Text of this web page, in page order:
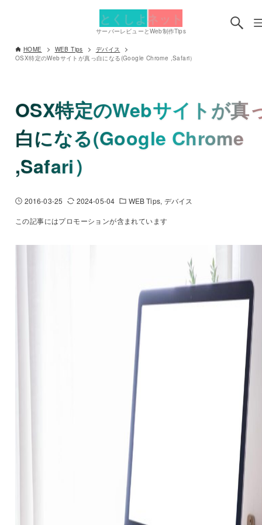
とくしよネット
サーバーレビューとWeb制作Tips
HOME WEB Tips
デバイス
OSX特定のWebサイトが真っ白になる(Google Chrome ,Safari）
OSX特定のWebサイトが真
白になる(Google Chrome
,Safari）
2016-03-25 2024-05-04 WEB Tips デバイス
この記事にはプロモーションが含まれています